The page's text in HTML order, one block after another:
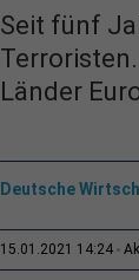
Seit fünf
Länder
Deutsche
15.01.2021 14:24